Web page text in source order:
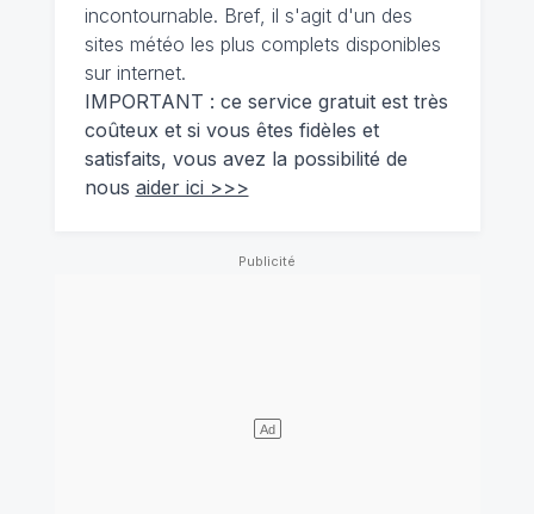
incontournable. Bref, il s'agit d'un des
sites météo les plus complets disponibles
sur internet.
IMPORTANT : ce service gratuit est très
coûteux et si vous êtes fidèles et
satisfaits, vous avez la possibilité de
nous aider ici >>>